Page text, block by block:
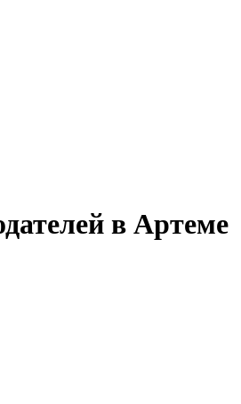
в Артеме